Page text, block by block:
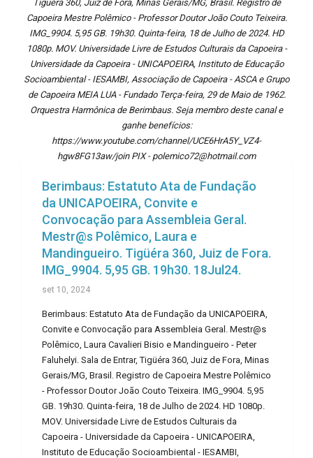
Tigüéra 360, Juiz de Fora, Minas Gerais/MG, Brasil. Registro de
Capoeira Mestre Polêmico - Professor Doutor João Couto Teixeira.
IMG_9904. 5,95 GB. 19h30. Quinta-feira, 18 de Julho de 2024. HD
1080p. MOV. Universidade Livre de Estudos Culturais da Capoeira -
Universidade da Capoeira - UNICAPOEIRA, Instituto de Educação
Socioambiental - IESAMBI, Associação de Capoeira - ASCA e Grupo
de Capoeira MEIA LUA - Fundado Terça-feira, 29 de Maio de 1962.
Orquestra Harmônica de Berimbaus. Seja membro deste canal e
ganhe benefícios:
https://www.youtube.com/channel/UCE6HrA5Y_VZ4-
hgw8FG13aw/join PIX - polemico72@hotmail.com
Berimbaus: Estatuto Ata de Fundação
da UNICAPOEIRA, Convite e
Convocação para Assembleia Geral.
Mestr@s Polêmico, Laura e
Mandingueiro. Tigüéra 360, Juiz de Fora.
IMG_9904. 5,95 GB. 19h30. 18Jul24.
set 10, 2024
Berimbaus: Estatuto Ata de Fundação da UNICAPOEIRA,
Convite e Convocação para Assembleia Geral. Mestr@s
Polêmico, Laura Cavalieri Bisio e Mandingueiro - Peter
Faluhelyi. Sala de Entrar, Tigüéra 360, Juiz de Fora, Minas
Gerais/MG, Brasil. Registro de Capoeira Mestre Polêmico
- Professor Doutor João Couto Teixeira. IMG_9904. 5,95
GB. 19h30. Quinta-feira, 18 de Julho de 2024. HD 1080p.
MOV. Universidade Livre de Estudos Culturais da
Capoeira - Universidade da Capoeira - UNICAPOEIRA,
Instituto de Educação Socioambiental - IESAMBI,